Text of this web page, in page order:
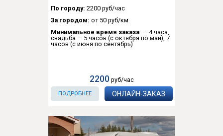
По городу: 2200 руб/час
За городом: от 50 руб/км
Минимальное время заказа— 4 часа,
свадьба — 5 часов (с октября по май), 7
часов (с июня по сентябрь)
2200 руб/час
ПОДРОБНЕЕ ОНЛАЙН-ЗАКАЗ